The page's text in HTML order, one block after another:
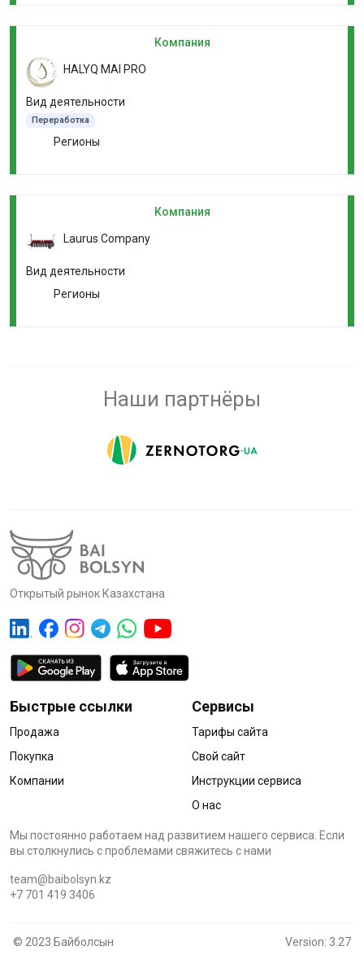
Компания
HALYQ MAI PRO
Вид деятельности
Переработка
Регионы
Компания
Laurus Company
Вид деятельности
Регионы
Наши партнёры
Открытый рынок Казахстана
Быстрые ссылки
Продажа
Покупка
Компании
Сервисы
Тарифы сайта
Свой сайт
Инструкции сервиса
О нас
Мы постоянно работаем над развитием нашего сервиса. Если
вы столкнулись с проблемами cвяжитесь с нами
team@baibolsyn.kz
+7 701 419 3406
© 2023 Байболсын Version: 3.27